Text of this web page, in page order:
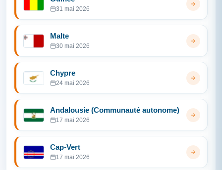
31 mai 2026
Malte
30 mai 2026
Chypre
24 mai 2026
Andalousie (Communauté autonome)
17 mai 2026
Cap-Vert
17 mai 2026